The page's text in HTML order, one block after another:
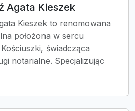
Agata Kieszek
Kieszek to renomowana
położona w sercu
świadcząca
notarialne. Specjalizując